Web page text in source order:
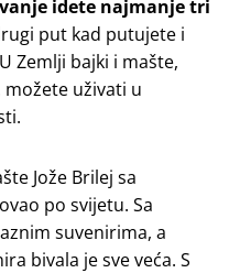
idete najmanje tri
put kad putujete i
Zemlji bajki i mašte,
uživati u
Jože Brilej sa
po svijetu. Sa
suvenirima, a
bivala je sve veća. S